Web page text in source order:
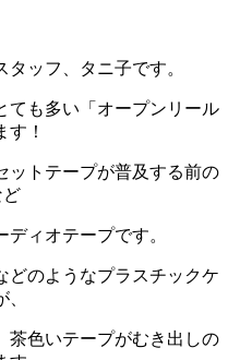
ッフ、タニ子です。
ても多い「オープンリール
！
ットテープが普及する前の
ど
ィオテープです。
どのようなプラスチックケ
茶色いテープがむき出しの